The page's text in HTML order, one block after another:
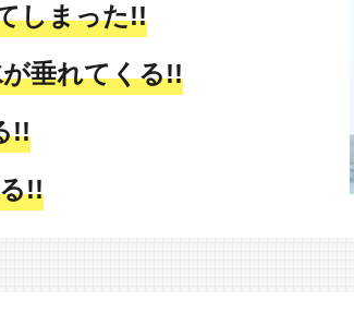
しまった!!
垂れてくる!!
!!
!!